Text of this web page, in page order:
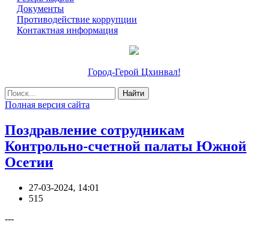
Документы
Противодействие коррупции
Контактная информация
Город-Герой Цхинвал!
Найти
Полная версия сайта
Поздравление сотрудникам
Контрольно-счетной палаты Южной
Осетии
27-03-2024, 14:01
515
---